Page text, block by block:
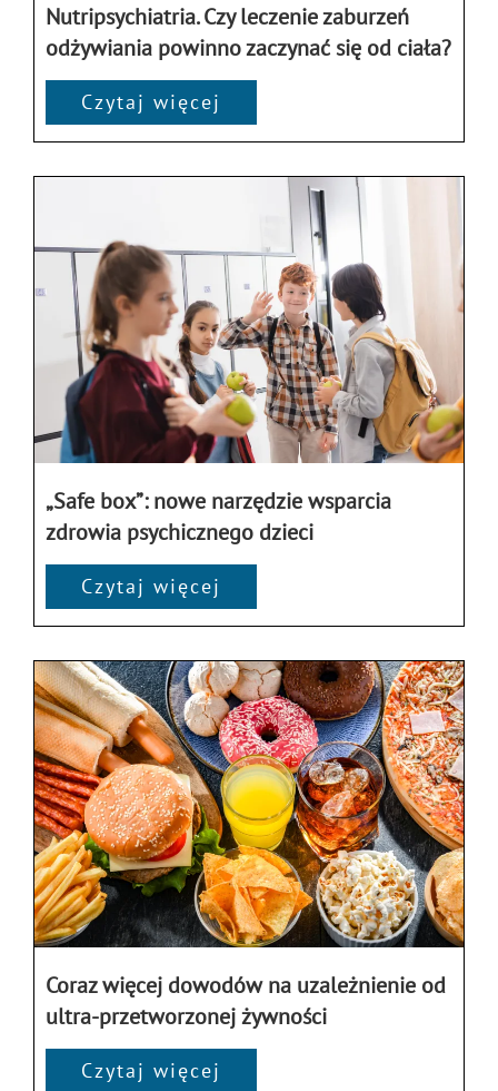
Nutripsychiatria. Czy leczenie zaburzeń
odżywiania powinno zaczynać się od ciała?
Czytaj więcej
„Safe box”: nowe narzędzie wsparcia
zdrowia psychicznego dzieci
Czytaj więcej
Coraz więcej dowodów na uzależnienie od
ultra-przetworzonej żywności
Czytaj więcej